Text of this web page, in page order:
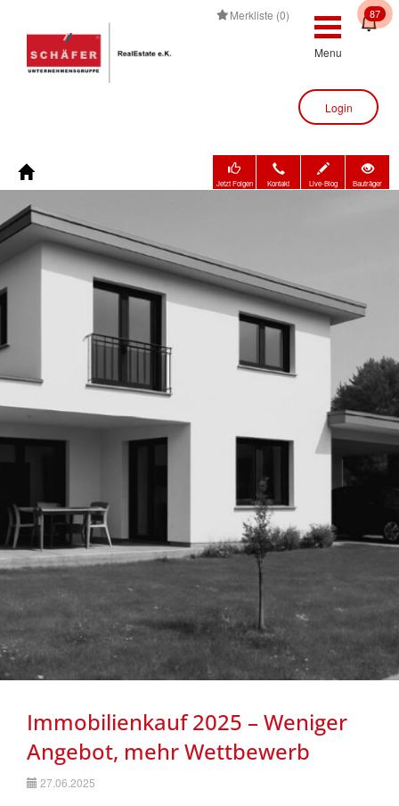
87
Login
Merkliste (0)
Menu
Immobilienbewertung
Immobilien
Unternehmen
Kontakt
Nachhaltigkeit
Jetzt Folgen Kontakt Live-Blog Bauträger
Immobilienkauf 2025 – Weniger
Angebot, mehr Wettbewerb
27.06.2025